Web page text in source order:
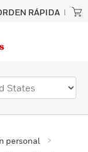
RÁPIDA
personal